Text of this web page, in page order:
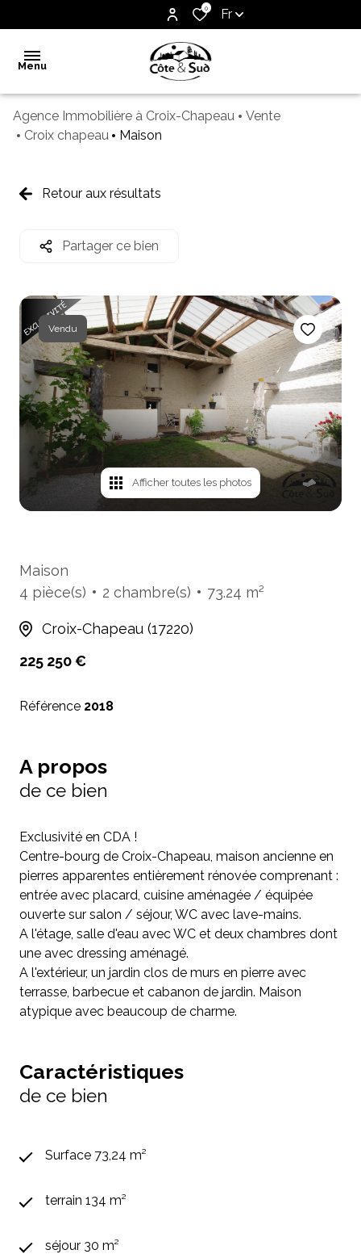
0 Fr
Menu
Accueil
Notre
agence
vendus
Contact
Alerte
e-
mails
Avis
clients
Cartes
de
visites
Agence Immobilière à Croix-Chapeau
Vente
Croix chapeau
Maison
Retour aux résultats
Partager ce bien
Vendu
Afficher toutes les photos
Maison
4 pièce(s)
2 chambre(s) 73.24 m²
Croix-Chapeau (17220)
225 250 €
Référence 2018
A propos
de ce bien
Exclusivité en CDA !
Centre-bourg de Croix-Chapeau, maison ancienne en
pierres apparentes entièrement rénovée comprenant :
entrée avec placard, cuisine aménagée / équipée
ouverte sur salon / séjour, WC avec lave-mains.
A l'étage, salle d'eau avec WC et deux chambres dont
une avec dressing aménagé.
A l'extérieur, un jardin clos de murs en pierre avec
terrasse, barbecue et cabanon de jardin. Maison
atypique avec beaucoup de charme.
Caractéristiques
de ce bien
Surface 73,24 m²
terrain 134 m²
séjour 30 m²